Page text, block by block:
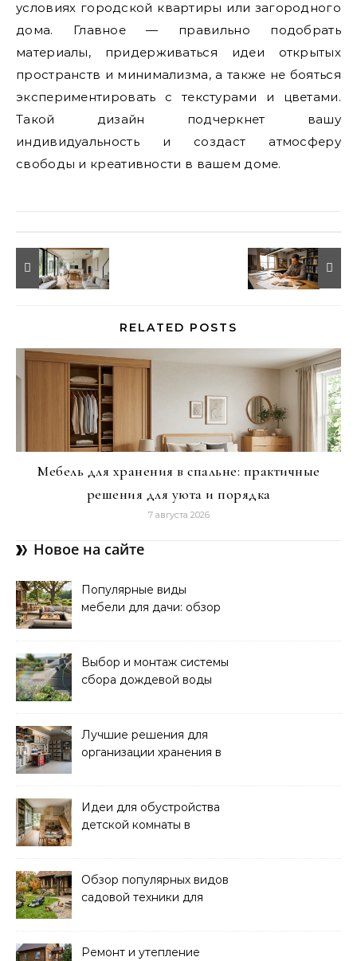
условиях городской квартиры или загородного
дома. Главное — правильно подобрать
материалы, придерживаться идеи открытых
пространств и минимализма, а также не бояться
экспериментировать с текстурами и цветами.
Такой дизайн подчеркнет вашу
индивидуальность и создаст атмосферу
свободы и креативности в вашем доме.
RELATED POSTS
Мебель для хранения в спальне: практичные
решения для уюта и порядка
7 августа 2026
Новое на сайте
Популярные виды
мебели для дачи: обзор
Выбор и монтаж системы
сбора дождевой воды
Лучшие решения для
организации хранения в
Идеи для обустройства
детской комнаты в
Обзор популярных видов
садовой техники для
Ремонт и утепление